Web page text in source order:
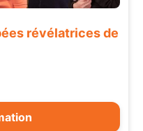
révélatrices de